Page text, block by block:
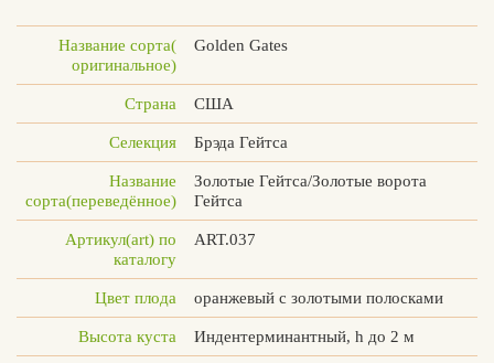
Едлин
Название сорта(
оригинальное)
Golden Gates
Страна США
Селекция Брэда Гейтса
Название
сорта(переведённое)
Золотые Гейтса/Золотые ворота
Гейтса
Артикул(art) по
каталогу
ART.037
Цвет плода оранжевый с золотыми полосками
Высота куста Индентерминантный, h до 2 м